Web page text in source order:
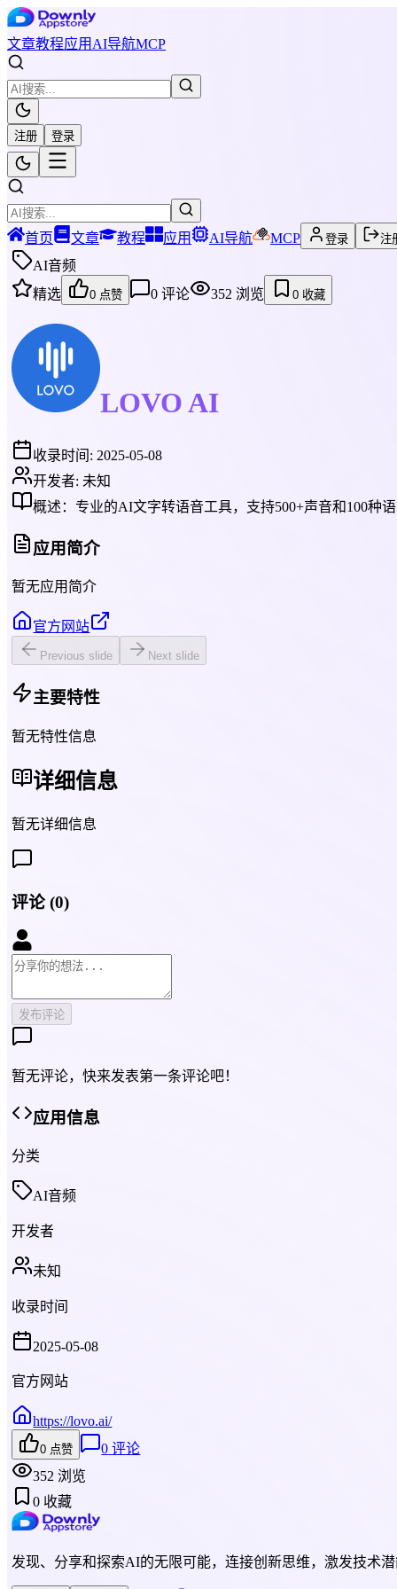
文章教程应用 AI导航MCP
注册 登录
首页 文章 教程 应用 AI导航 MCP 登录 注
AI音频
精选
0 点赞 0 评论 352 浏览 0 收藏
LOVO AI
收录时间: 2025-05-08
开发者: 未知
概述：专业的AI文字转语音工具，支持500+声音和100种
应用简介
暂无应用简介
官方网站
Previous slide Next slide
主要特性
暂无特性信息
详细信息
暂无详细信息
评论(0)
发布评论
暂无评论，快来发表第一条评论吧！
应用信息
分类
AI音频
开发者
未知
收录时间
2025-05-08
官方网站
https://lovo.ai/
0 点赞 0 评论
352 浏览
0 收藏
发现、分享和探索AI的无限可能，连接创新思维，激发技术